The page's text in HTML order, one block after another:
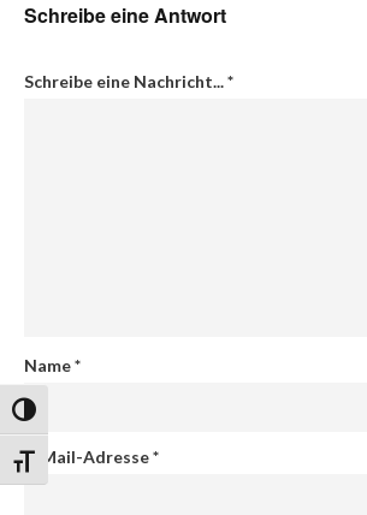
Umschalten auf hohe Kontraste
Schrift vergrößern
Schreibe eine Antwort
Schreibe eine Nachricht...*
Name*
E-Mail-Adresse*